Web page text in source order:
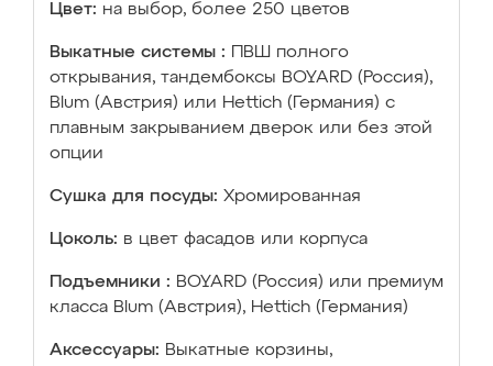
Цвет: на выбор, более 250 цветов
Выкатные системы :
ПВШ полного
открывания, тандембоксы BOYARD (Россия),
Blum (Австрия) или Hettich (Германия) с
плавным закрыванием дверок или без этой
опции
Сушка для посуды: Хромированная
Цоколь: в цвет фасадов или корпуса
Подъемники : BOYARD (Россия) или премиум
класса Blum (Австрия), Hettich (Германия)
Аксессуары: Выкатные корзины,